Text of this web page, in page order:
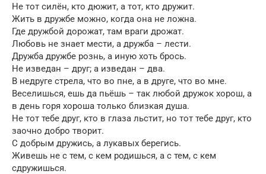
Не тот силён, кто дюжит, а тот, кто дружит.
Жить в дружбе можно, когда она не ложна.
Где дружбой дорожат, там враги дрожат.
Любовь не знает мести, а дружба – лести.
Дружба дружбе рознь, а иную хоть брось.
Не изведан – друг; а изведан – два.
В недруге стрела, что во пне, а в друге, что во мне.
Веселишься, ешь да пьёшь – так любой дружок хорош, а
в день горя хороша только близкая душа.
Не тот тебе друг, кто в глаза льстит, но тот тебе друг, кто
заочно добро творит.
С добрым дружись, а лукавых берегись.
Живешь не с тем, с кем родишься, а с тем, с кем
сдружишься.